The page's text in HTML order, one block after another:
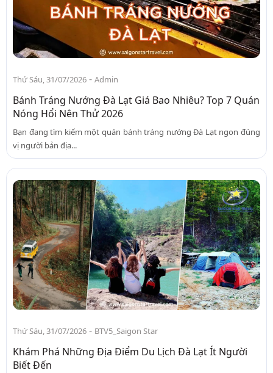
Thứ Sáu, 31/07/2026 - Admin
Bánh Tráng Nướng Đà Lạt Giá Bao Nhiêu? Top 7 Quán
Nóng Hổi Nên Thử 2026
Bạn đang tìm kiếm một quán bánh tráng nướng Đà Lạt ngon đúng
vị người bản địa...
Thứ Sáu, 31/07/2026 - BTV5_Saigon Star
Khám Phá Những Địa Điểm Du Lịch Đà Lạt Ít Người
Biết Đến